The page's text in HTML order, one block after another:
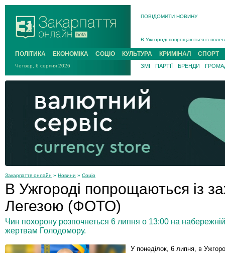
ПОВІДОМИТИ НОВИНУ
В Ужгороді попрощаються із
В Ужгороді 5 серпня
Підтвердили загибель
На війні з рф поліг військовий з
На Хустщині внаслідок ДТП за
Інструктора районного ТЦК на
ПОЛІТИКА ЕКОНОМІКА СОЦІО КУЛЬТУРА КРИМІНАЛ СПОРТ
Четвер, 6 серпня 2026 ЗМІ ПАРТІЇ БРЕНДИ
Закарпаття онлайн » Новини » Соціо
В Ужгороді попрощаються із
Легезою (ФОТО)
Чин похорону розпочнеться 6 липня о 13:00 на
жертвам Голодомору.
У понеділок, 6 липня, в